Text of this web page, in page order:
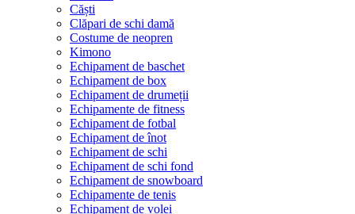
Căști
Clăpari de schi damă
Costume de neopren
Kimono
Echipament de baschet
Echipament de box
Echipament de drumeții
Echipamente de fitness
Echipament de fotbal
Echipament de înot
Echipament de schi
Echipament de schi fond
Echipament de snowboard
Echipamente de tenis
Echipament de volei